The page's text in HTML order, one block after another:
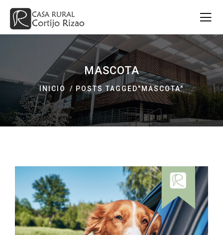
MASCOTA
INICIO POSTS TAGGED"MASCOTA"